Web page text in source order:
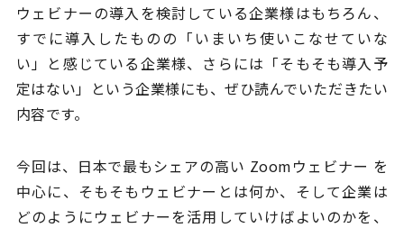
ウェビナーの導入を検討している企業様はもちろん、
すでに導入したものの「いまいち使いこなせていな
い」と感じている企業様、さらには「そもそも導入予
定はない」という企業様にも、ぜひ読んでいただきたい
内容です。
今回は、日本で最もシェアの高い Zoomウェビナー を
中心に、そもそもウェビナーとは何か、そして企業は
どのようにウェビナーを活用していけばよいのかを、